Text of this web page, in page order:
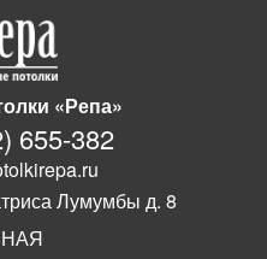
«Репа»
) 655-382
Лумумбы д. 8